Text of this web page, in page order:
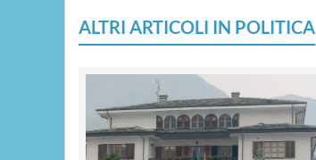
ALTRI ARTICOLI IN POLITICA